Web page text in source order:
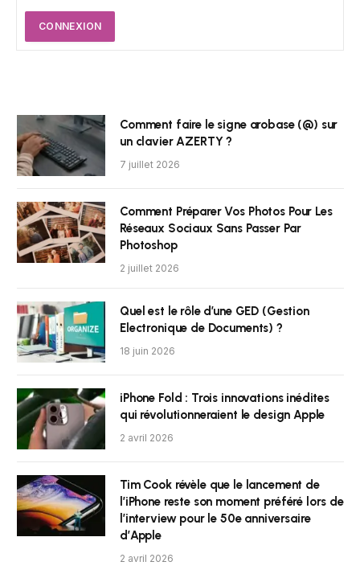
CONNEXION
Comment faire le signe arobase (@) sur
un clavier AZERTY ?
7 juillet 2026
Comment Préparer Vos Photos Pour Les
Réseaux Sociaux Sans Passer Par
Photoshop
2 juillet 2026
Quel est le rôle d’une GED (Gestion
Electronique de Documents) ?
18 juin 2026
iPhone Fold : Trois innovations inédites
qui révolutionneraient le design Apple
2 avril 2026
Tim Cook révèle que le lancement de
l’iPhone reste son moment préféré lors de
l’interview pour le 50e anniversaire
d’Apple
2 avril 2026